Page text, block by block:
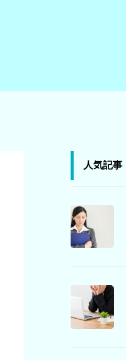
人気記事